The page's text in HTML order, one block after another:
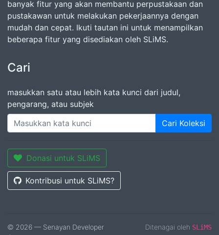
banyak fitur yang akan membantu perpustakaan dan
pustakawan untuk melakukan pekerjaannya dengan
mudah dan cepat. Ikuti tautan ini untuk menampilkan
beberapa fitur yang disediakan oleh SLiMS.
Cari
masukkan satu atau lebih kata kunci dari judul,
pengarang, atau subjek
Cari Koleksi
Donasi untuk SLiMS
Kontribusi untuk SLiMS?
© 2026 — Senayan Developer
Ditenagai oleh SLiMS